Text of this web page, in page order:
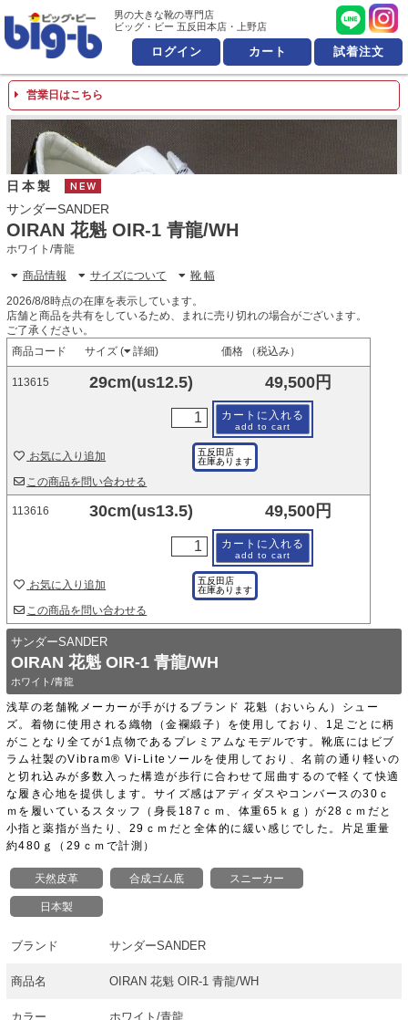
男の大きな靴の専門店 ビッ
男の大きな靴の専門店
ビッグ・ビー 五反田本店・上野店
ログイン カート 試着注文
営業日はこちら
日本製
サンダーSANDER
OIRAN 花魁 OIR-1 青龍/WH
ホワイト/青龍
商品情報 サイズについて 靴 幅
浅草の老舗靴メーカーが手がけるブランド 花魁（おいらん）シュー
ズ。着物に使用される織物（金襴緞子）を使用しており、1足ごとに柄
がことなり全てが1点物であるプレミアムなモデルです。靴底にはビブ
ラム社製のVibram® Vi-Liteソールを使用しており、名前の通り軽いの
と切れ込みが多数入った構造が歩行に合わせて屈曲するので軽くて快適
な履き心地を提供します。サイズ感はアディダスやコンバースの30ｃ
ｍを履いているスタッフ（身長187ｃｍ、体重65ｋｇ）が28ｃｍだと
小指と薬指が当たり、29ｃｍだと全体的に緩い感じでした。片足重量
約480ｇ（29ｃｍで計測）
天然皮革 合成ゴム底 スニーカー
日本製
ブランド サンダーSANDER
商品名 OIRAN 花魁 OIR-1 青龍/WH
カラー ホワイト/青龍
サンダーSANDER
OIRAN 花魁 OIR-1 青龍/WH
ホワイト/青龍
2026/8/8時点の在庫を表示しています。
店舗と商品を共有をしているため、まれに売り切れの場合がございます。
ご了承ください。
商品コード
サイズ ( 詳細) 価格 （税込み）
113615 29cm(us12.5) 49,500円
カートに入れる
add to cart
五反田店
在庫あります
お気に入り追加
この商品を問い合わせる
113616 30cm(us13.5) 49,500円
カートに入れる
add to cart
五反田店
在庫あります
お気に入り追加
この商品を問い合わせる